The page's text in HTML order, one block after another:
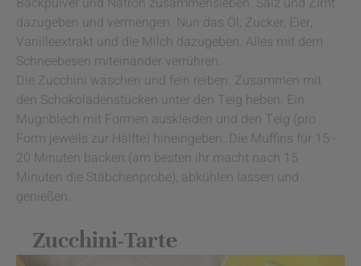
dazugeben und vermengen. Nun das Öl, Zucker, Eier,
Vanilleextrakt und die Milch dazugeben. Alles mit dem
Schneebesen miteinander verrühren.
Die Zucchini waschen und fein reiben. Zusammen mit
den Schokoladenstücken unter den Teig heben. Ein
Mugnblech mit Formen auskleiden und den Teig (pro
Form jeweils zur Hälfte) hineingeben. Die Muffins für 15 -
20 Minuten backen (am besten ihr macht nach 15
Minuten die Stäbchenprobe), abkühlen lassen und
genießen.
Zucchini-Tarte